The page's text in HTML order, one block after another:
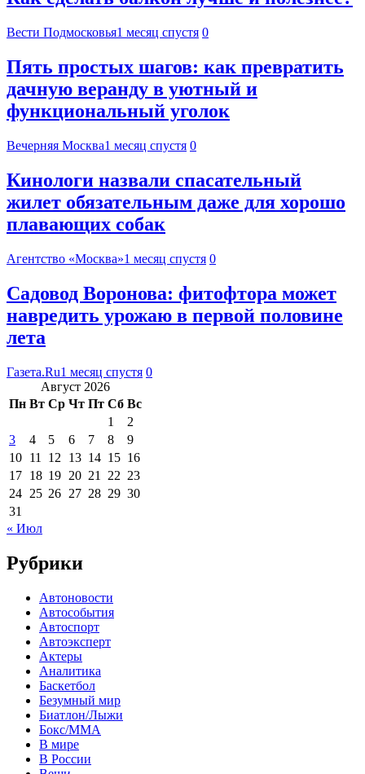
Вести Подмосковья1 месяц спустя 0
Пять простых шагов: как превратить
дачную веранду в уютный и
функциональный уголок
Вечерняя Москва1 месяц спустя 0
Кинологи назвали спасательный
жилет обязательным даже для хорошо
плавающих собак
Агентство «Москва»1 месяц спустя 0
Садовод Воронова: фитофтора может
навредить урожаю в первой половине
лета
Газета.Ru1 месяц спустя 0
Август 2026
Пн Вт Ср Чт Пт Сб Вс
1
2
3
4 5 6 7 8
9
10 11 12 13 14 15 16
17 18 19 20 21 22 23
24 25 26 27 28 29 30
31
« Июл
Рубрики
Автоновости
Автособытия
Автоспорт
Автоэксперт
Актеры
Аналитика
Баскетбол
Безумный мир
Биатлон/Лыжи
Бокс/MMA
В мире
В России